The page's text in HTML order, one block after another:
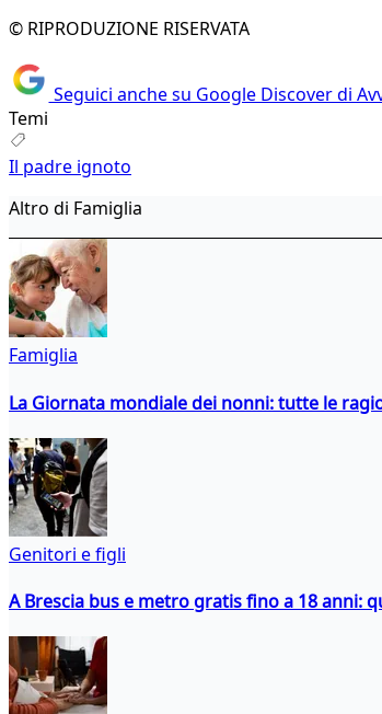
© RIPRODUZIONE RISERVATA
Seguici anche su Google Discover di
Temi
Il padre ignoto
Altro di Famiglia
Famiglia
La Giornata mondiale dei nonni: tutte le
Genitori e figli
A Brescia bus e metro gratis fino a 18 anni: